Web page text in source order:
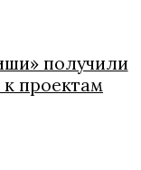
получили
проектам